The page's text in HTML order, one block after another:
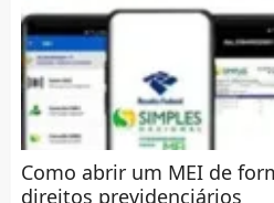
Como abrir um MEI de
direitos previdenciários